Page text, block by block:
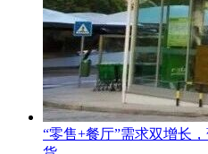
“零售+餐厅”需求双增长